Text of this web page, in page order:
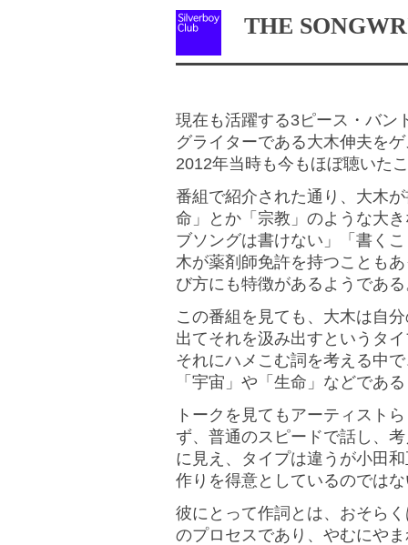
THE
現在も活躍する3ピース・バン
グライターである大木伸夫を
2012年当時も今もほぼ聴いた
番組で紹介された通り、大木
命」とか「宗教」のような大
ブソングは書けない」「書く
木が薬剤師免許を持つことも
び方にも特徴があるようであ
この番組を見ても、大木は自
出てそれを汲み出すというタ
それにハメこむ詞を考える中
「宇宙」や「生命」などであ
トークを見てもアーティスト
ず、普通のスピードで話し、
に見え、タイプは違うが小田
作りを得意としているのでは
彼にとって作詞とは、おそら
のプロセスであり、やむにや